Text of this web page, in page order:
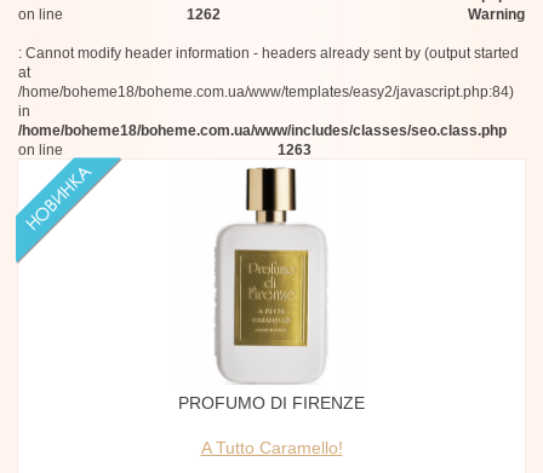
on line
1262 Warning
: Cannot modify header information - headers already sent by (output started
at
/home/boheme18/boheme.com.ua/www/templates/easy2/javascript.php:84)
in
/home/boheme18/boheme.com.ua/www/includes/classes/seo.class.php
on line
1263
PROFUMO DI FIRENZE
A Tutto Caramello!